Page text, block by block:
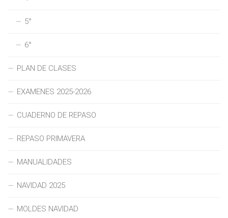
5°
6°
PLAN DE CLASES
EXAMENES 2025-2026
CUADERNO DE REPASO
REPASO PRIMAVERA
MANUALIDADES
NAVIDAD 2025
MOLDES NAVIDAD